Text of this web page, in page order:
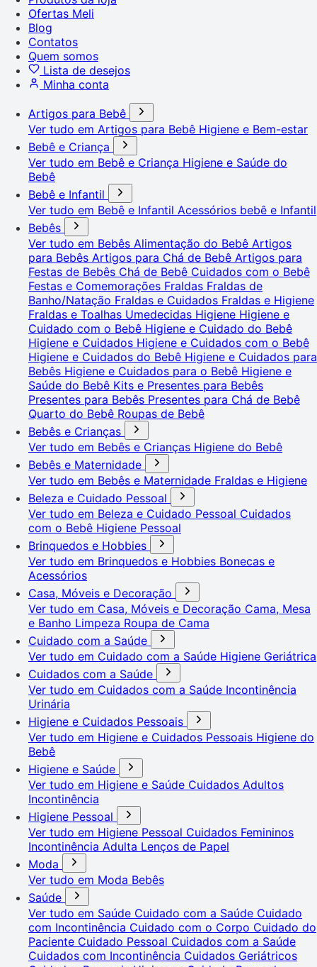
Ofertas Meli
Blog
Contatos
Quem somos
Lista de desejos
Minha conta
Artigos para Bebê
Ver tudo em Artigos para Bebê Higiene e Bem-estar
Bebê e Criança
Ver tudo em Bebê e Criança Higiene e Saúde do
Bebê
Bebê e Infantil
Ver tudo em Bebê e Infantil Acessórios bebê e Infantil
Bebês
Ver tudo em Bebês Alimentação do Bebê Artigos
para Bebês Artigos para Chá de Bebê Artigos para
Festas de Bebês Chá de Bebê Cuidados com o Bebê
Festas e Comemorações Fraldas Fraldas de
Banho/Natação Fraldas e Cuidados Fraldas e Higiene
Fraldas e Toalhas Umedecidas Higiene Higiene e
Cuidado com o Bebê Higiene e Cuidado do Bebê
Higiene e Cuidados Higiene e Cuidados com o Bebê
Higiene e Cuidados do Bebê Higiene e Cuidados para
Bebês Higiene e Cuidados para o Bebê Higiene e
Saúde do Bebê Kits e Presentes para Bebês
Presentes para Bebês Presentes para Chá de Bebê
Quarto do Bebê Roupas de Bebê
Bebês e Crianças
Ver tudo em Bebês e Crianças Higiene do Bebê
Bebês e Maternidade
Ver tudo em Bebês e Maternidade Fraldas e Higiene
Beleza e Cuidado Pessoal
Ver tudo em Beleza e Cuidado Pessoal Cuidados
com o Bebê Higiene Pessoal
Brinquedos e Hobbies
Ver tudo em Brinquedos e Hobbies Bonecas e
Acessórios
Casa, Móveis e Decoração
Ver tudo em Casa, Móveis e Decoração Cama, Mesa
e Banho Limpeza Roupa de Cama
Cuidado com a Saúde
Ver tudo em Cuidado com a Saúde Higiene Geriátrica
Cuidados com a Saúde
Ver tudo em Cuidados com a Saúde Incontinência
Urinária
Higiene e Cuidados Pessoais
Ver tudo em Higiene e Cuidados Pessoais Higiene do
Bebê
Higiene e Saúde
Ver tudo em Higiene e Saúde Cuidados Adultos
Incontinência
Higiene Pessoal
Ver tudo em Higiene Pessoal Cuidados Femininos
Incontinência Adulta Lenços de Papel
Moda
Ver tudo em Moda Bebês
Saúde
Ver tudo em Saúde Cuidado com a Saúde Cuidado
com Incontinência Cuidado com o Corpo Cuidado do
Paciente Cuidado Pessoal Cuidados com a Saúde
Cuidados com Incontinência Cuidados Geriátricos